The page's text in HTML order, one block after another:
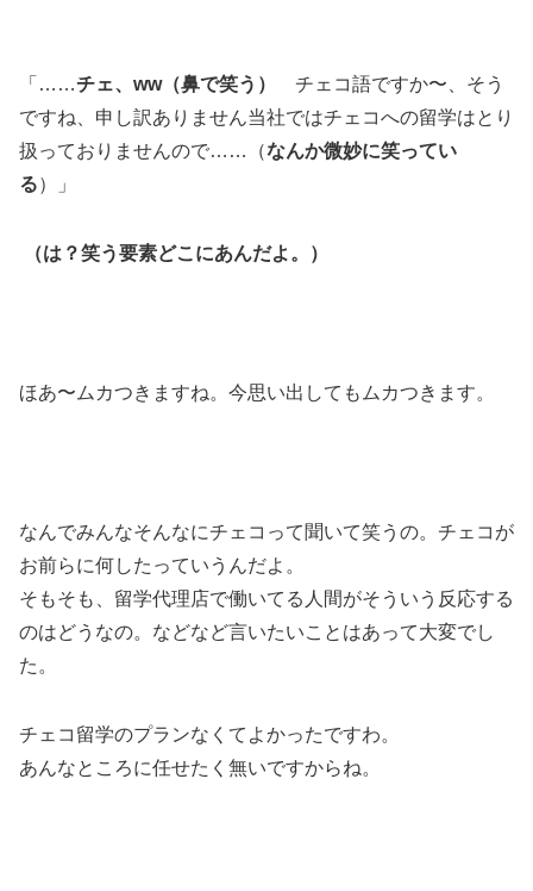
「……チェ、ww（鼻で笑う）
チェコ語ですか〜、そう
ですね、申し訳ありません当社ではチェコへの留学はとり
扱っておりませんので……（なんか微妙に笑ってい
る）」
（は？笑う要素どこにあんだよ。）
ほあ〜ムカつきますね。今思い出してもムカつきます。
なんでみんなそんなにチェコって聞いて笑うの。チェコが
お前らに何したっていうんだよ。
そもそも、留学代理店で働いてる人間がそういう反応する
のはどうなの。などなど言いたいことはあって大変でし
た。
チェコ留学のプランなくてよかったですわ。
あんなところに任せたく無いですからね。